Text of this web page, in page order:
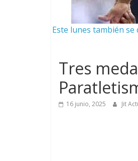
Este lunes también
Tres
16 junio, 2025 Jit